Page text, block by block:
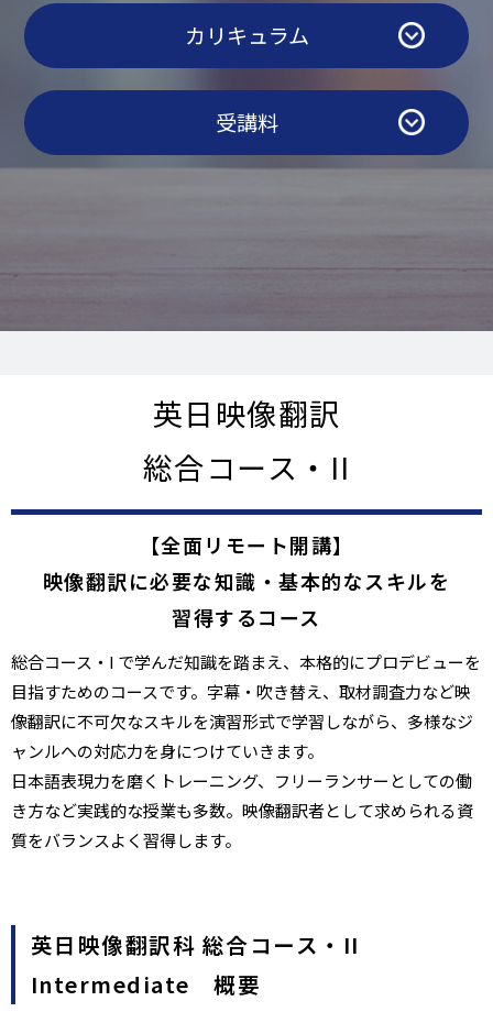
カリキュラム
受講料
英日映像翻訳
総合コース・II
【全面リモート開講】
映像翻訳に必要な知識・基本的なスキルを
習得するコース
総合コース・I で学んだ知識を踏まえ、本格的にプロデビューを
目指すためのコースです。字幕・吹き替え、取材調査力など映
像翻訳に不可欠なスキルを演習形式で学習しながら、多様なジ
ャンルへの対応力を身につけていきます。
日本語表現力を磨くトレーニング、フリーランサーとしての働
き方など実践的な授業も多数。映像翻訳者として求められる資
質をバランスよく習得します。
英日映像翻訳科 総合コース・II
Intermediate 概要